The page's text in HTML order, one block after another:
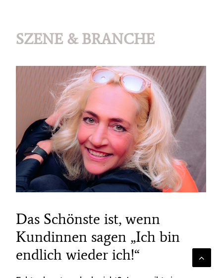
SZENE & BRANCHE
Das Schönste ist, wenn
Kundinnen sagen „Ich bin
endlich wieder ich!“